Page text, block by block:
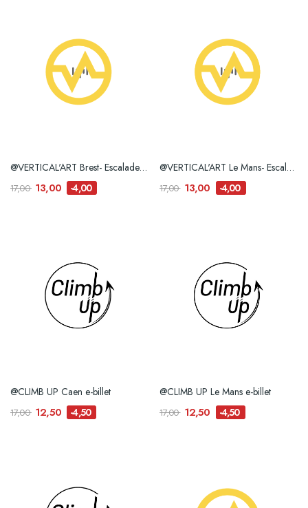
@VERTICAL'ART Brest- Escalade de Bloc e-billet
17,00 13,00 -4,00
@VERTICAL'ART Le Mans- Escalade de Bloc e-billet
17,00 13,00 -4,00
@CLIMB UP Caen e-billet
17,00 12,50 -4,50
@CLIMB UP Le Mans e-billet
17,00 12,50 -4,50